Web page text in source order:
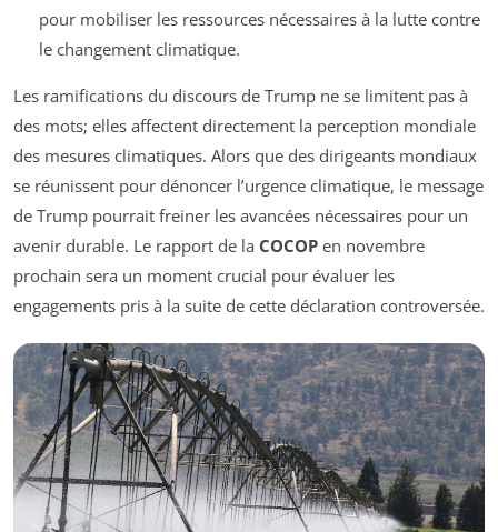
pour mobiliser les ressources nécessaires à la lutte contre
le changement climatique.
Les ramifications du discours de Trump ne se limitent pas à
des mots; elles affectent directement la perception mondiale
des mesures climatiques. Alors que des dirigeants mondiaux
se réunissent pour dénoncer l’urgence climatique, le message
de Trump pourrait freiner les avancées nécessaires pour un
avenir durable. Le rapport de la COCOP en novembre
prochain sera un moment crucial pour évaluer les
engagements pris à la suite de cette déclaration controversée.